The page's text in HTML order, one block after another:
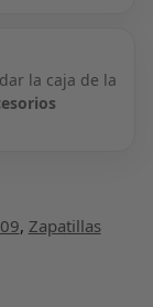
la caja de la
, Zapatillas